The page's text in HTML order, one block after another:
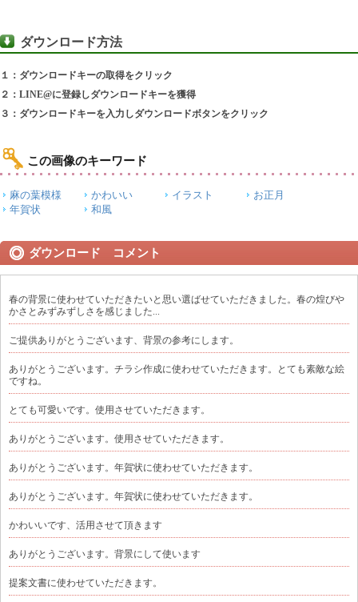
ダウンロード方法
１：ダウンロードキーの取得をクリック
２：LINE@に登録しダウンロードキーを獲得
３：ダウンロードキーを入力しダウンロードボタンをクリック
この画像のキーワード
麻の葉模様 かわいい イラスト
お正月
年賀状
和風
ダウンロード コメント
春の背景に使わせていただきたいと思い選ばせていただきました。春の煌びや
かさとみずみずしさを感じました...
ご提供ありがとうございます、背景の参考にします。
ありがとうございます。チラシ作成に使わせていただきます。とても素敵な絵
ですね。
とても可愛いです。使用させていただきます。
ありがとうございます。使用させていただきます。
ありがとうございます。年賀状に使わせていただきます。
ありがとうございます。年賀状に使わせていただきます。
かわいいです、活用させて頂きます
ありがとうございます。背景にして使います
提案文書に使わせていただきます。